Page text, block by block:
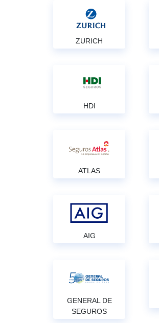
ZURICH
HDI
ATLAS
AIG
GENERAL DE
SEGUROS